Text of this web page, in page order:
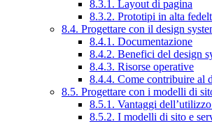
8.3.1. Layout di pagina
8.3.2. Prototipi in alta
8.4. Progettare con il design
8.4.1. Documentazione
8.4.2. Benefici del design
8.4.3. Risorse operative
8.4.4. Come contribuire al
8.5. Progettare con i modelli di
8.5.1. Vantaggi
8.5.2. I modelli di sito e